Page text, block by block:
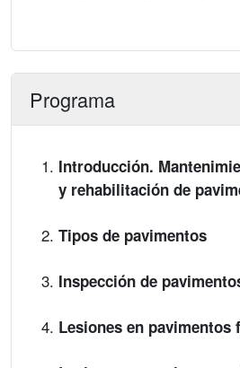
Programa
Introducción.
y rehabilitación de
Tipos de pavimentos
Inspección de
Lesiones en pavimentos